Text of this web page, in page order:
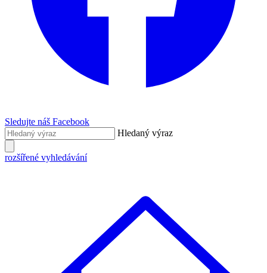
Sledujte náš Facebook
Hledaný výraz
rozšířené vyhledávání